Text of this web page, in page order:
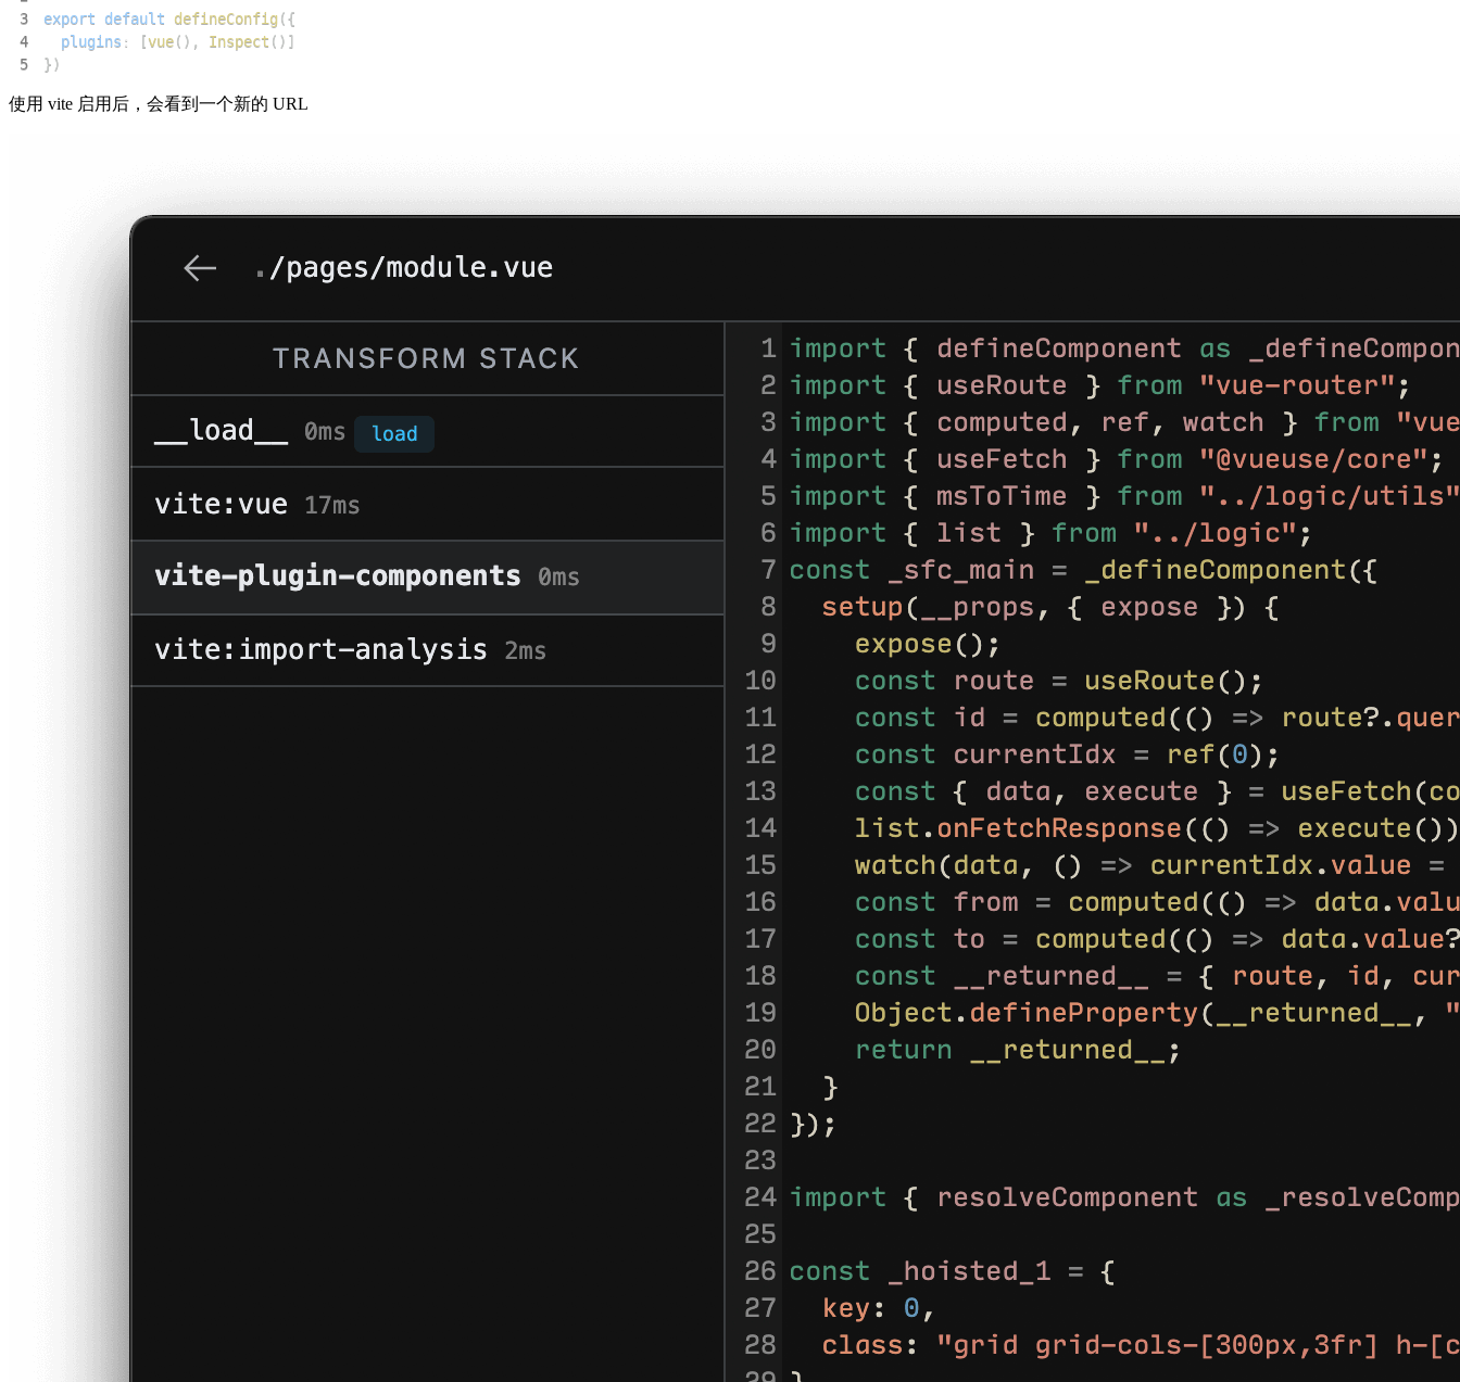
3
export default defineConfig ({
4
plugins : [vue( ) , Inspect ( ) ]
5
})
使用 vite 启用后，会看到一个新的 URL